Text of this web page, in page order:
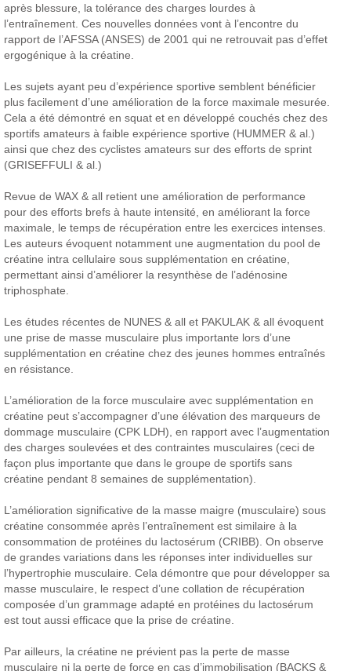
après blessure, la tolérance des charges lourdes à
l’entraînement. Ces nouvelles données vont à l’encontre du
rapport de l’AFSSA (ANSES) de 2001 qui ne retrouvait pas d’effet
ergogénique à la créatine.
Les sujets ayant peu d’expérience sportive semblent bénéficier
plus facilement d’une amélioration de la force maximale mesurée.
Cela a été démontré en squat et en développé couchés chez des
sportifs amateurs à faible expérience sportive (HUMMER & al.)
ainsi que chez des cyclistes amateurs sur des efforts de sprint
(GRISEFFULI & al.)
Revue de WAX & all retient une amélioration de performance
pour des efforts brefs à haute intensité, en améliorant la force
maximale, le temps de récupération entre les exercices intenses.
Les auteurs évoquent notamment une augmentation du pool de
créatine intra cellulaire sous supplémentation en créatine,
permettant ainsi d’améliorer la resynthèse de l’adénosine
triphosphate.
Les études récentes de NUNES & all et PAKULAK & all évoquent
une prise de masse musculaire plus importante lors d’une
supplémentation en créatine chez des jeunes hommes entraînés
en résistance.
L’amélioration de la force musculaire avec supplémentation en
créatine peut s’accompagner d’une élévation des marqueurs de
dommage musculaire (CPK LDH), en rapport avec l’augmentation
des charges soulevées et des contraintes musculaires (ceci de
façon plus importante que dans le groupe de sportifs sans
créatine pendant 8 semaines de supplémentation).
L’amélioration significative de la masse maigre (musculaire) sous
créatine consommée après l’entraînement est similaire à la
consommation de protéines du lactosérum (CRIBB). On observe
de grandes variations dans les réponses inter individuelles sur
l’hypertrophie musculaire. Cela démontre que pour développer sa
masse musculaire, le respect d’une collation de récupération
composée d’un grammage adapté en protéines du lactosérum
est tout aussi efficace que la prise de créatine.
Par ailleurs, la créatine ne prévient pas la perte de masse
musculaire ni la perte de force en cas d’immobilisation (BACKS &